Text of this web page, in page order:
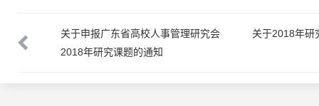
关于申报广东省高校人事管理研究会
2018年研究课题的通知
关于2018年研